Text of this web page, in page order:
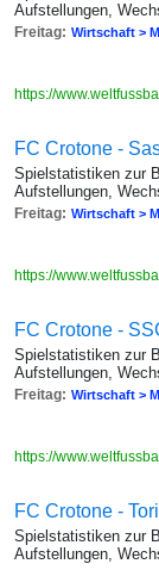
Aufstellungen,
Freitag: Wirtschaft >
https://
FC Crotone -
Spielstatistiken zur
Aufstellungen,
Freitag: Wirtschaft >
https://
FC Crotone -
Spielstatistiken zur
Aufstellungen,
Freitag: Wirtschaft >
https://
FC Crotone -
Spielstatistiken zur
Aufstellungen,